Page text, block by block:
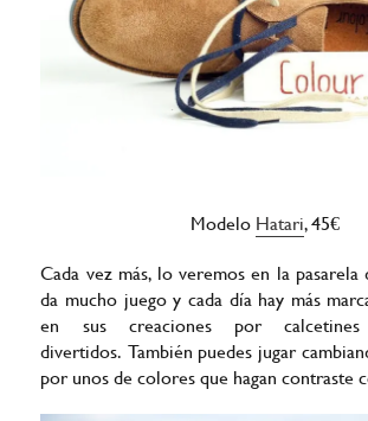
Modelo Hatari, 45€
Cada vez más, lo veremos en la pasarela
da mucho juego y cada día hay más
en sus creaciones por
divertidos. También puedes jugar
por unos de colores que hagan contraste